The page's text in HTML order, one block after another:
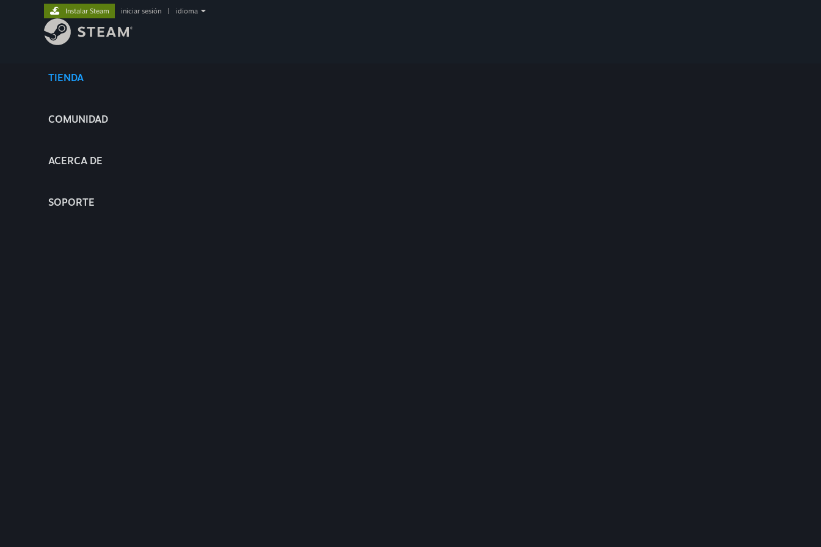
TIENDA
COMUNIDAD
ACERCA DE
SOPORTE
Instalar Steam iniciar sesión idioma